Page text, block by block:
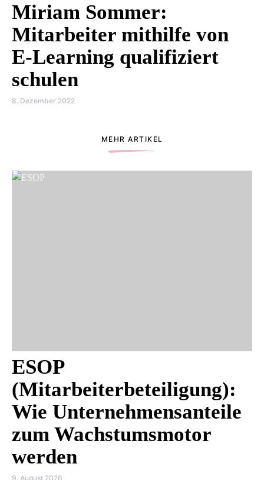
Miriam Sommer:
Mitarbeiter mithilfe von
E-Learning qualifiziert
schulen
8. Dezember 2022
MEHR ARTIKEL
ESOP
(Mitarbeiterbeteiligung):
Wie Unternehmensanteile
zum Wachstumsmotor
werden
9. August 2026